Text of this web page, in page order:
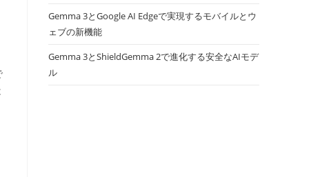
Gemma 3とGoogle AI Edgeで実現するモバイルとウ
ェブの新機能
Gemma 3とShieldGemma 2で進化する安全なAIモデ
ル